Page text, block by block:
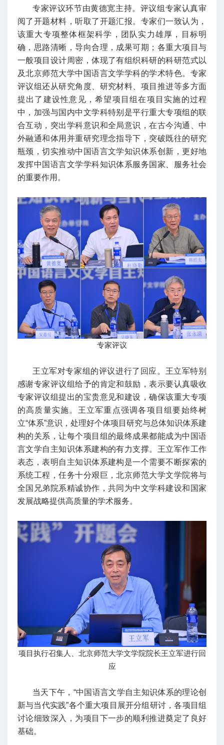
专家评议环节由黄德宽主持。评议组专家认真审
阅了开题材料，听取了开题汇报。专家们一致认为，
该重大专项整体框架科学，团队实力雄厚，目标明
确，思路清晰，导向合理，成果可期；各重大项目与
一般项目设计周密，体现了有组织科研的科研范式以
及北京师范大学中国语言文学学科的学术特色。专家
评议组还从研究角度、研究材料、项目推进等多方面
提出了建设性意见，希望项目组在项目实施的过程
中，加强与国内中文学科特别是平行重大专项组的联
合互动，突出学科意识和全局意识，在古今沟通、中
外融通和体用并重研究理念指导下，突破既往的研究
瓶颈，切实推动中国语言文学知识体系创新，更好地
发挥中国语言文学学科知识体系服务国家、服务社会
的重要作用。
专家评议
王立军对专家组的评议进行了回应。王立军特别
感谢专家评议组给予的肯定和鼓励，表示要认真吸收
专家评议组提出的宝贵意见和建设，确保该重大专项
的高质量实施。王立军重点强调各项目组要始终树
立“体系”意识，处理好个体项目研究与总体知识体系建
构的关系，让每个项目组的最终成果都能成为中国语
言文学自主知识体系建构的有力支撑。王立军作工作
表态，表明自主知识体系建构是一个需要不断探索的
系统工程，任务十分艰巨，北京师范大学文学院将与
全国兄弟院系精诚协作，共同为中文学科建设和国家
发展战略提供高质量的学术服务。
项目执行召集人、 北京师范大学文学院院长王立军进行回
应
当天下午，“中国语言文学自主知识体系的理论创
新与当代实践”各个重大项目展开分组研讨，各项目组
讨论细致深入，为项目下一步的顺利推进奠定了良好
基础。